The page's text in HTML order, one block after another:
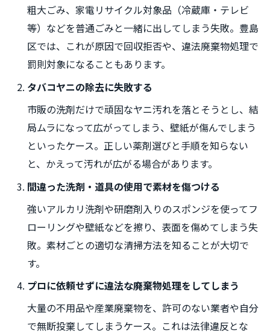
粗大ごみ、家電リサイクル対象品（冷蔵庫・テレビ
等）などを普通ごみと一緒に出してしまう失敗。豊島
区では、これが原因で回収拒否や、違法廃棄物処理で
罰則対象になることもあります。
タバコヤニの除去に失敗する
市販の洗剤だけで頑固なヤニ汚れを落とそうとし、結
局ムラになって広がってしまう、壁紙が傷んでしまう
といったケース。正しい薬剤選びと手順を知らない
と、かえって汚れが広がる場合があります。
間違った洗剤・道具の使用で素材を傷つける
強いアルカリ洗剤や研磨剤入りのスポンジを使ってフ
ローリングや壁紙などを擦り、表面を傷めてしまう失
敗。素材ごとの適切な清掃方法を知ることが大切で
す。
プロに依頼せずに違法な廃棄物処理をしてしまう
大量の不用品や産業廃棄物を、許可のない業者や自分
で無断投棄してしまうケース。これは法律違反とな